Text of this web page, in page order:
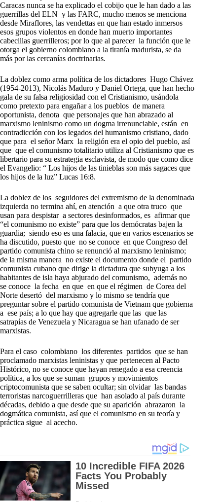
Caracas nunca se ha explicado el cobijo que le han dado a las
guerrillas del ELN y las FARC, mucho menos se menciona
desde Miraflores, las vendettas en que han estado inmersos
esos grupos violentos en donde han muerto importantes
cabecillas guerrilleros; por lo que al parecer la función que le
otorga el gobierno colombiano a la tiranía madurista, se da
más por las cercanías doctrinarias.
La doblez como arma política de los dictadores Hugo Chávez
(1954-2013), Nicolás Maduro y Daniel Ortega, que han hecho
gala de su falsa religiosidad con el Cristianismo, usándola
como pretexto para engañar a los pueblos de manera
oportunista, denota que personajes que han abrazado al
marxismo leninismo como un dogma irrenunciable, están en
contradicción con los legados del humanismo cristiano, dado
que para el señor Marx la religión era el opio del pueblo, así
que que el comunismo totalitario utiliza al Cristianismo que es
libertario para su estrategia esclavista, de modo que como dice
el Evangelio: “ Los hijos de las tinieblas son más sagaces que
los hijos de la luz” Lucas 16:8.
La doblez de los seguidores del extremismo de la denominada
izquierda no termina ahí, en atención a que otra truco que
usan para despistar a sectores desinformados, es afirmar que
“el comunismo no existe” para que los demócratas bajen la
guardia; siendo eso es una falacia, que en varios escenarios se
ha discutido, puesto que no se conoce en que Congreso del
partido comunista chino se renunció al marxismo leninismo;
de la misma manera no existe el documento donde el partido
comunista cubano que dirige la dictadura que subyuga a los
habitantes de isla haya abjurado del comunismo, además no
se conoce la fecha en que en que el régimen de Corea del
Norte desertó del marxismo y lo mismo se tendría que
preguntar sobre el partido comunista de Vietnam que gobierna
a ese país; a lo que hay que agregarle que las que las
satrapías de Venezuela y Nicaragua se han ufanado de ser
marxistas.
Para el caso colombiano los diferentes partidos que se han
proclamado marxistas leninistas y que pertenecen al Pacto
Histórico, no se conoce que hayan renegado a esa creencia
política, a los que se suman grupos y movimientos
criptocomunista que se saben ocultar; sin olvidar las bandas
terroristas narcoguerrilleras que han asolado al país durante
décadas, debido a que desde que su aparición abrazaron la
dogmática comunista, así que el comunismo en su teoría y
práctica sigue al acecho.